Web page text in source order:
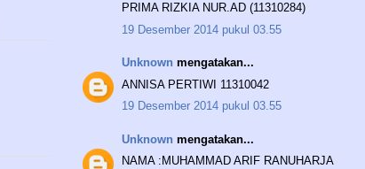
PRIMA RIZKIA NUR.AD (11310284)
19 Desember 2014 pukul 03.55
Unknown mengatakan...
ANNISA PERTIWI 11310042
19 Desember 2014 pukul 03.55
Unknown mengatakan...
NAMA :MUHAMMAD ARIF RANUHARJA